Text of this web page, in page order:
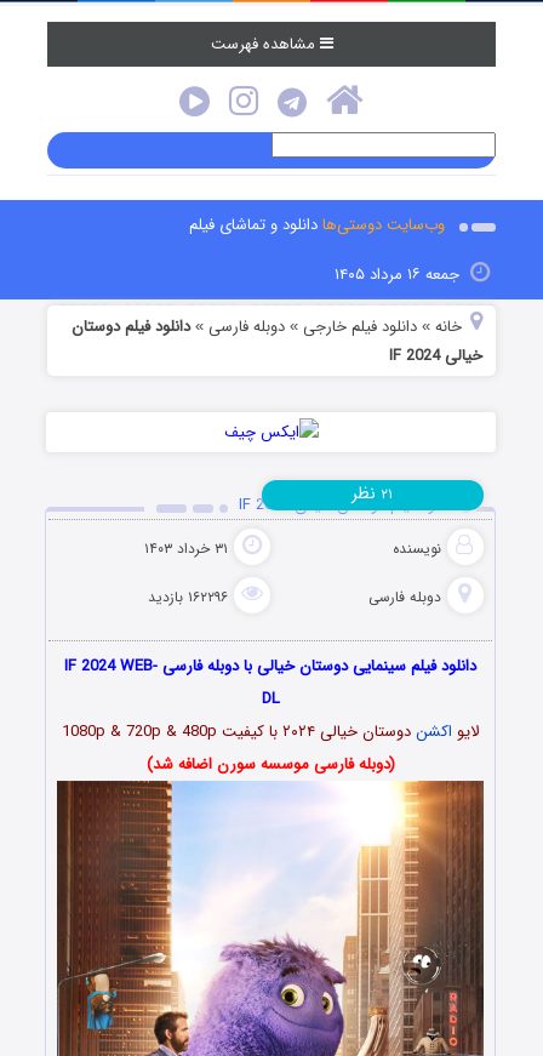
مشاهده فهرست
وب‌سایت دوستی‌هادانلود و تماشای فیلم
جمعه ۱۶ مرداد ۱۴۰۵
خانه »دانلود فیلم خارجی »دوبله فارسی »دانلود فیلم دوستان
خیالی IF 2024
دانلود فیلم دوستان خیالی IF 2024
نویسنده ۳۱ خرداد ۱۴۰۳
دوبله فارسی ۱۶۲۲۹۶ بازدید
۲۱ نظر
دانلود فیلم سینمایی دوستان خیالی با دوبله فارسی IF 2024 WEB-
DL
لایو اکشندوستان خیالی ۲۰۲۴ با کیفیت 1080p & 720p & 480p
(دوبله فارسی موسسه سورن اضافه شد)